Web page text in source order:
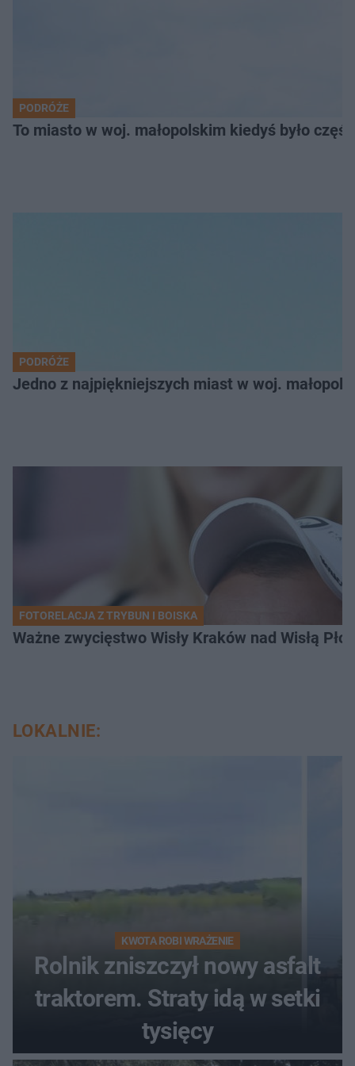
PODRÓŻE
To miasto w woj. małopolskim kiedyś było
PODRÓŻE
Jedno z najpiękniejszych miast w woj.
FOTORELACJA Z TRYBUN I BOISKA
Ważne zwycięstwo Wisły Kraków nad Wisłą
LOKALNIE:
KWOTA ROBI WRAŻENIE
Rolnik zniszczył nowy asfalt
traktorem. Straty idą w setki
tysięcy